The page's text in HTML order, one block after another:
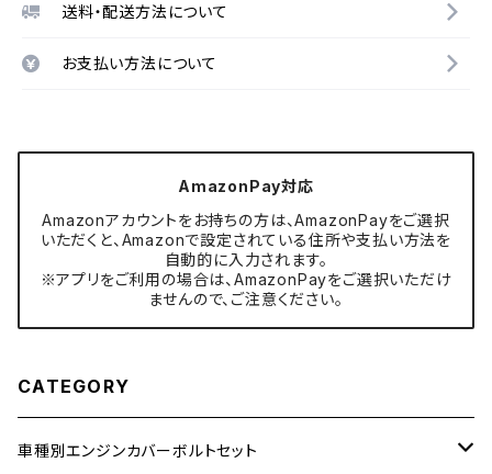
送料・配送方法について
お支払い方法について
AmazonPay対応
Amazonアカウントをお持ちの方は、AmazonPayをご選択
いただくと、Amazonで設定されている住所や支払い方法を
自動的に入力されます。
※アプリをご利用の場合は、AmazonPayをご選択いただけ
ませんので、ご注意ください。
CATEGORY
車種別エンジンカバーボルトセット